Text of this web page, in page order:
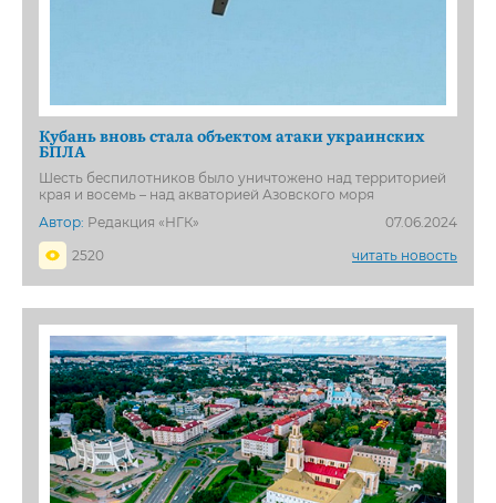
Кубань вновь стала объектом атаки украинских
БПЛА
Шесть беспилотников было уничтожено над территорией
края и восемь – над акваторией Азовского моря
Автор: Редакция «НГК»
07.06.2024
2520
читать новость